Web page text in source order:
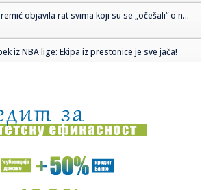
objavila rat svima koji su se „očešali“ o n...
iz NBA lige: Ekipa iz prestonice je sve jača!
savez Srbije više ne postoji
"menja pol", a naučnici konačno